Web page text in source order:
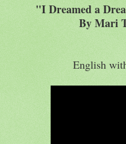
"I Dreamed a
By Mari
English